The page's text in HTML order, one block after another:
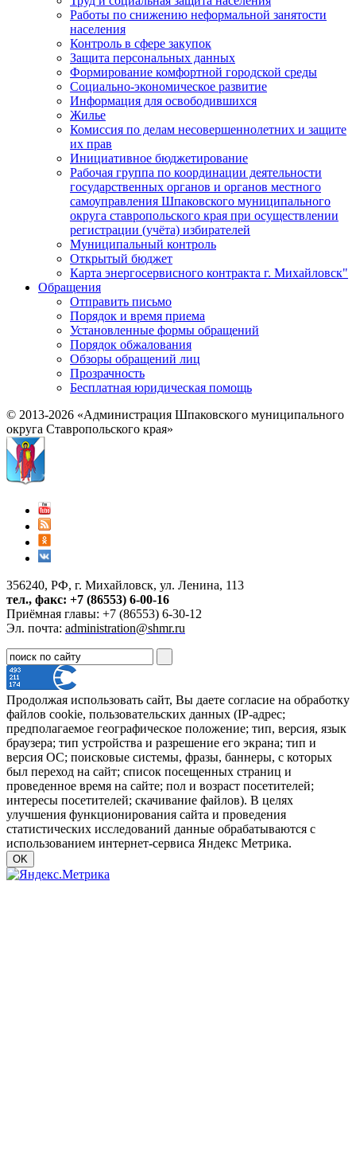
Работы по снижению неформальной занятости
населения
Контроль в сфере закупок
Защита персональных данных
Формирование комфортной городской среды
Социально-экономическое развитие
Информация для освободившихся
Жилье
Комиссия по делам несовершеннолетних и защите
их прав
Инициативное бюджетирование
Рабочая группа по координации деятельности
государственных органов и органов местного
самоуправления Шпаковского муниципального
округа ставропольского края при осуществлении
регистрации (учёта) избирателей
Муниципальный контроль
Открытый бюджет
Карта энергосервисного контракта г. Михайловск"
Обращения
Отправить письмо
Порядок и время приема
Установленные формы обращений
Порядок обжалования
Обзоры обращений лиц
Прозрачность
Бесплатная юридическая помощь
© 2013-2026 «Администрация Шпаковского муниципального
округа Ставропольского края»
356240, РФ, г. Михайловск, ул. Ленина, 113
тел., факс: +7 (86553) 6-00-16
Приёмная главы: +7 (86553) 6-30-12
Эл. почта: administration@shmr.ru
Продолжая использовать сайт, Вы даете согласие на обработку
файлов cookie, пользовательских данных (IP-адрес;
предполагаемое географическое положение; тип, версия, язык
браузера; тип устройства и разрешение его экрана; тип и
версия ОС; поисковые системы, фразы, баннеры, с которых
был переход на сайт; список посещенных страниц и
проведенное время на сайте; пол и возраст посетителей;
интересы посетителей; скачивание файлов). В целях
улучшения функционирования сайта и проведения
статистических исследований данные обрабатываются с
использованием интернет-сервиса Яндекс Метрика.
OK